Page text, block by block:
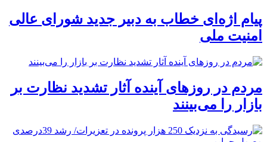
پیام اژه‌ای خطاب به دبیر جدید شورای عالی
امنیت ملی
مردم در روزهای آینده آثار تشدید نظارت بر
بازار را می‌بینند